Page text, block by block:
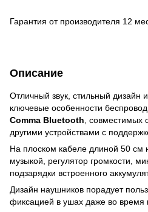
Описание
Отличный звук, стильный дизайн
ключевые особенности
Comma Bluetooth , совместимых
другими устройствами с
На плоском кабеле длиной 50 см
музыкой, регулятор громкости,
подзарядки встроенного
Дизайн наушников порадует
фиксацией в ушах даже во время
Гарантия от производителя 12